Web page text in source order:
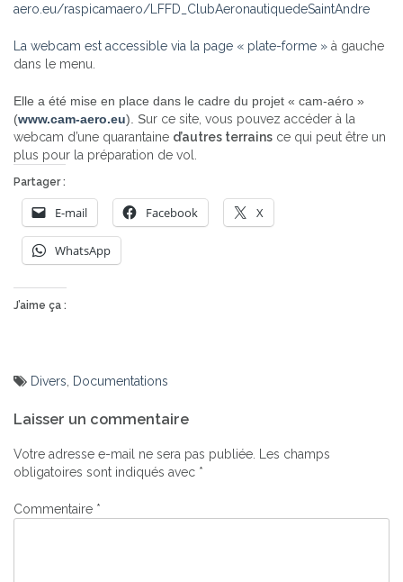
aero.eu/raspicamaero/LFFD_ClubAeronautiquedeSaintAndre
La webcam est accessible via la page « plate-forme » à gauche
dans le menu.
Elle a été mise en place dans le cadre du projet « cam-aéro »
(www.cam-aero.eu). Sur ce site, vous pouvez accéder à la
webcam d’une quarantaine d’autres terrains ce qui peut être un
plus pour la préparation de vol.
Partager :
E-mail Facebook X
WhatsApp
J’aime ça :
Divers, Documentations
de
l’article
Laisser un commentaire
Votre adresse e-mail ne sera pas publiée. Les champs
obligatoires sont indiqués avec *
Commentaire *